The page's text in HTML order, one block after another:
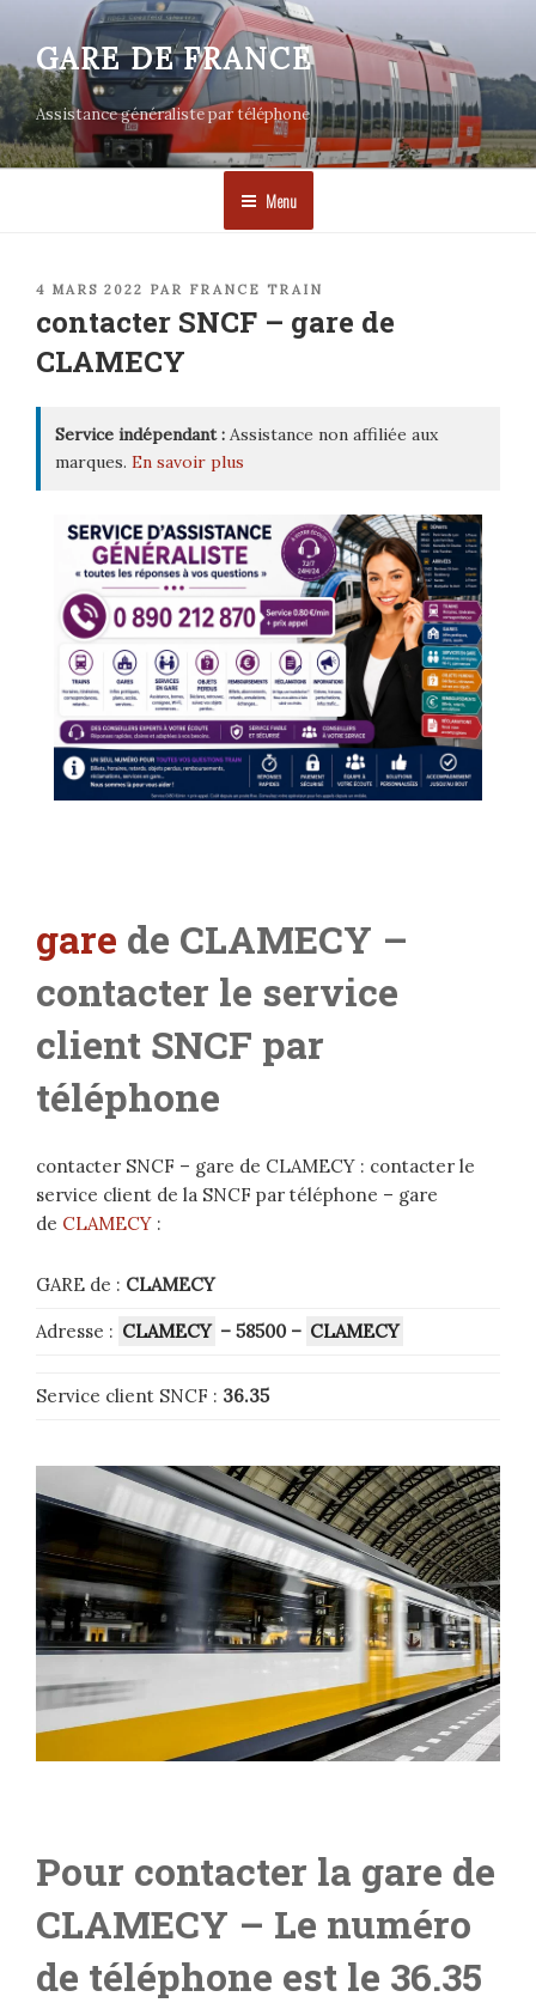
contenu
principal
GARE DE FRANCE
Assistance généraliste par téléphone
Menu
PUBLIÉ
4 MARS 2022 PAR FRANCE TRAIN
contacter SNCF – gare de
CLAMECY
Service indépendant : Assistance non affiliée aux
marques. En savoir plus
gare de CLAMECY –
contacter le service
client SNCF par
téléphone
contacter SNCF – gare de CLAMECY : contacter le
service client de la SNCF par téléphone – gare
de CLAMECY :
GARE de : CLAMECY
Adresse : CLAMECY – 58500 – CLAMECY
Service client SNCF : 36.35
Pour contacter la gare de
CLAMECY – Le numéro
de téléphone est le 36.35